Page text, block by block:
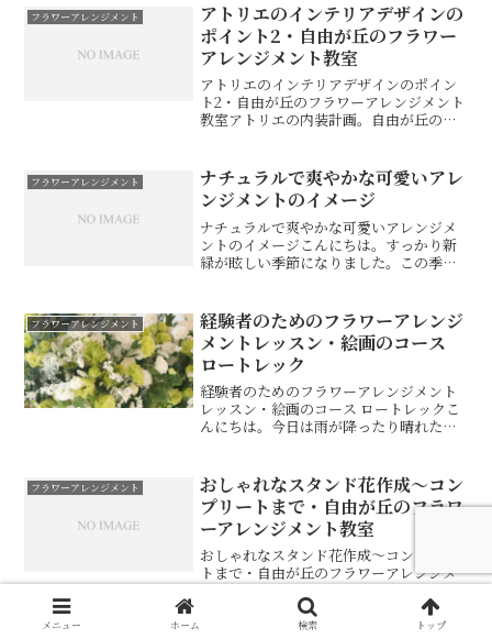
フラワーアレンジメント
アトリエのインテリアデザインの
ポイント2・自由が丘のフラワー
アレンジメント教室
アトリエのインテリアデザインのポイン
ト2・自由が丘のフラワーアレンジメント
教室アトリエの内装計画。自由が丘のオ
AIで作ったお部屋ですシャビー＆エレガ
ントとは異なる美意識...
フラワーアレンジメント
ナチュラルで爽やかな可愛いアレ
ンジメントのイメージ
ナチュラルで爽やかな可愛いアレンジメ
ントのイメージこんにちは。すっかり新
緑が眩しい季節になりました。この季節
お花を仕入れることが多いのですが、今
日はお花から仕入れました...
フラワーアレンジメント
経験者のためのフラワーアレンジ
メントレッスン・絵画のコース
ロートレック
経験者のためのフラワーアレンジメント
レッスン・絵画のコース ロートレックこ
んにちは。今日は雨が降ったり晴れたり
ースのご説明絵画からイメージって？テ
キストの流れとし...
フラワーアレンジメント
おしゃれなスタンド花作成〜コン
プリートまで・自由が丘のフラワ
ーアレンジメント教室
おしゃれなスタンド花作成〜コンプリー
トまで・自由が丘のフラワーアレンジメ
ント教室今回は、スタンド花作成の記事
です。１、イベントと会場の紹介。セレ
ブなお誕生会のイベントです。お誕生日
メニュー ホーム 検索 トップ